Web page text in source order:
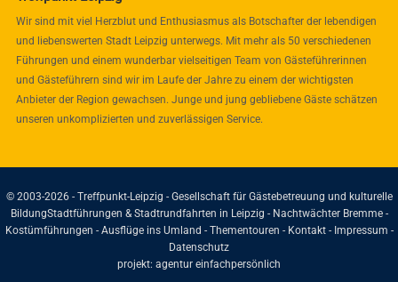
Wir sind mit viel Herzblut und Enthusiasmus als Botschafter der lebendigen
und liebenswerten Stadt Leipzig unterwegs. Mit mehr als 50 verschiedenen
Führungen und einem wunderbar vielseitigen Team von Gästeführerinnen
und Gästeführern sind wir im Laufe der Jahre zu einem der wichtigsten
Anbieter der Region gewachsen. Junge und jung gebliebene Gäste schätzen
unseren unkomplizierten und zuverlässigen Service.
© 2003-2026 - Treffpunkt-Leipzig - Gesellschaft für Gästebetreuung und kulturelle
BildungStadtführungen & Stadtrundfahrten in Leipzig - Nachtwächter Bremme -
Kostümführungen - Ausflüge ins Umland - Thementouren - Kontakt- Impressum -
Datenschutz
projekt: agentur einfachpersönlich